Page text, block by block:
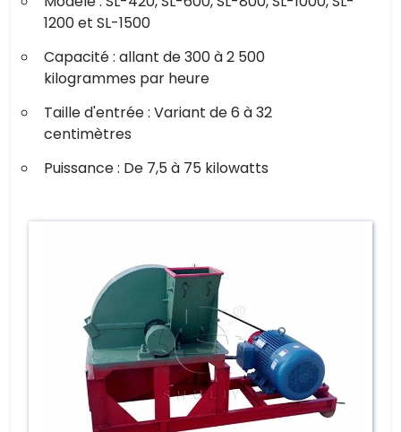
1200 et SL-1500
Capacité : allant de 300 à 2 500
kilogrammes par heure
Taille d'entrée : Variant de 6 à 32
centimètres
Puissance : De 7,5 à 75 kilowatts